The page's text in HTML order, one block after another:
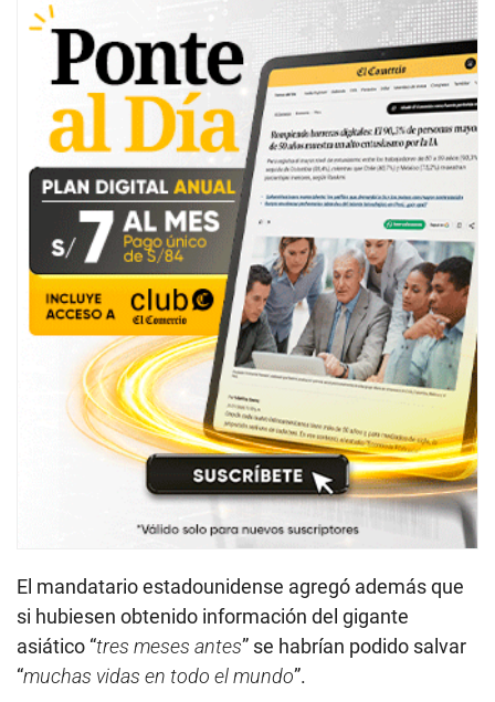
El mandatario estadounidense agregó además que
si hubiesen obtenido información del gigante
asiático “tres meses antes” se habrían podido salvar
“muchas vidas en todo el mundo”.